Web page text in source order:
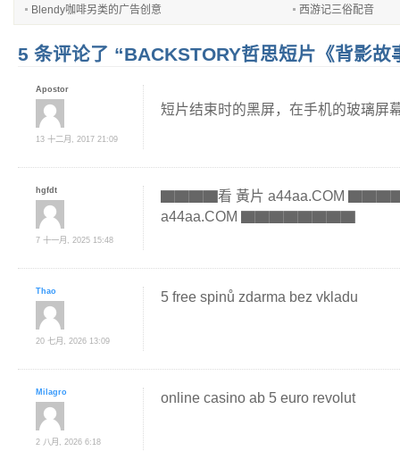
Blendy咖啡另类的广告创意
西游记三俗配音
5 条评论了 “BACKSTORY哲思短片《背影故
Apostor
13 十二月, 2017 21:09
短片结束时的黑屏，在手机的玻璃屏
hgfdt
7 十一月, 2025 15:48
▇▇▇▇看 黃片 a44aa.COM
a44aa.COM ▇▇▇▇▇▇▇▇
Thao
20 七月, 2026 13:09
5 free spinů zdarma bez vkladu
Milagro
2 八月, 2026 6:18
online casino ab 5 euro revolut